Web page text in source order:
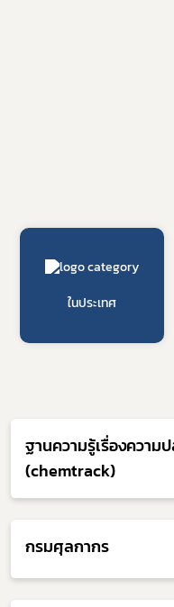
ในประเทศ
ฐานความรู้เรื่องความ
(chemtrack)
กรมศุลกากร